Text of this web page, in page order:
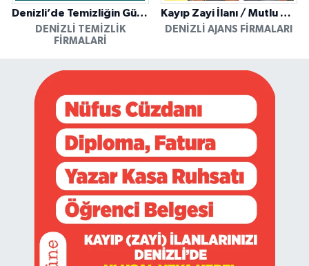
Denizli’de Temizliğin Güvenilir Adresi: Özkan Yerinde Yıkama
DENIZLI TEMIZLIK
FIRMALARI
Kayıp Zayi İlanı / Mutlu Ajans / Denizli
DENIZLI AJANS FIRMALARI